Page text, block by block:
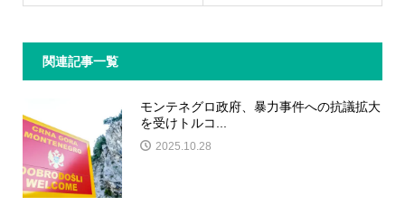
関連記事一覧
モンテネグロ政府、暴力事件への抗議拡大
を受けトルコ...
2025.10.28